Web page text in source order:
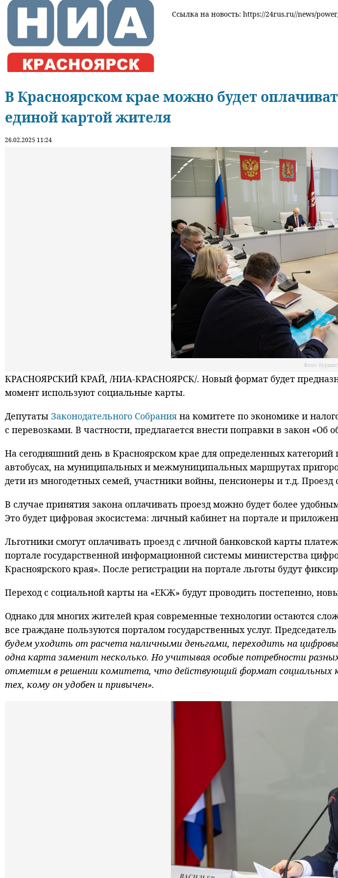
Ссылка на новость: https://24rus.ru//news/
В Красноярском крае можно будет
единой картой жителя
26.02.2025 11:24
Фото:
КРАСНОЯРСКИЙ КРАЙ, /НИА-КРАСНОЯРСК/. Новый формат будет
момент используют социальные карты.
Депутаты Законодательного Собрания на комитете по экономике и
с перевозками. В частности, предлагается внести поправки в закон «Об
На сегодняшний день в Красноярском крае для определенных
автобусах, на муниципальных и межмуниципальных маршрутах
дети из многодетных семей, участники войны, пенсионеры и т.д.
В случае принятия закона оплачивать проезд можно будет более
Это будет цифровая экосистема: личный кабинет на портале и
Льготники смогут оплачивать проезд с личной банковской карты
портале государственной информационной системы министерства
Красноярского края». После регистрации на портале льготы будут
Переход с социальной карты на «ЕКЖ» будут проводить постепенно,
Однако для многих жителей края современные технологии остаются
все граждане пользуются порталом государственных услуг.
будем уходить от расчета наличными деньгами, переходить на
одна карта заменит несколько. Но учитывая особые потребности
отметим в решении комитета, что действующий формат социальных
тех, кому он удобен и привычен».